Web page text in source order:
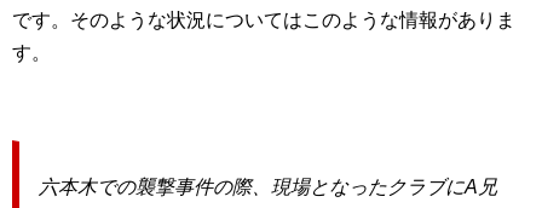
です。そのような状況についてはこのような情報がありま
す。
六本木での襲撃事件の際、現場となったクラブにA兄